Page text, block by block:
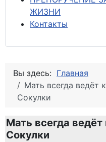
ЖИЗНИ
Контакты
Вы здесь: Главная
Мать всегда ведёт
Сокулки
Мать всегда
Сокулки